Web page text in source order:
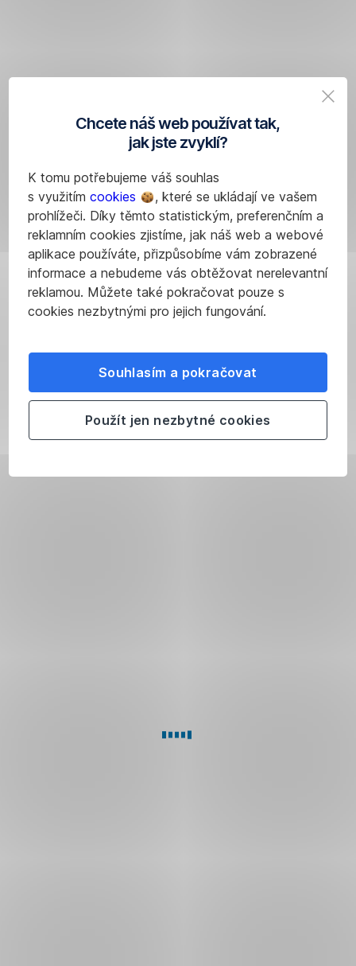
Chcete náš web používat tak,
jak jste zvyklí?
K tomu potřebujeme váš souhlas
s využitím cookies
, které se ukládají ve vašem
prohlížeči. Díky těmto statistickým, preferenčním a
reklamním cookies zjistíme, jak náš web a webové
aplikace používáte, přizpůsobíme vám zobrazené
informace a nebudeme vás obtěžovat nerelevantní
reklamou. Můžete také pokračovat pouze s
cookies nezbytnými pro jejich fungování.
Souhlasím a pokračovat
Použít jen nezbytné cookies